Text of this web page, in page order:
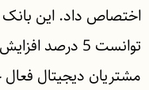
اختصاص داد. این بانک
توانست 5 درصد
مشتریان دیجیتال